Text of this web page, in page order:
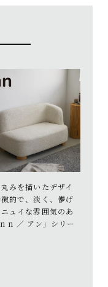
みを描いたデザイ
徴的で、淡く、儚げ
ュイな雰囲気のあ
n ／ アン」シリー